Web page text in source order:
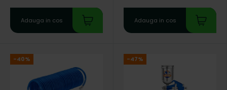
Adauga in cos Adauga in cos
-40% -47%